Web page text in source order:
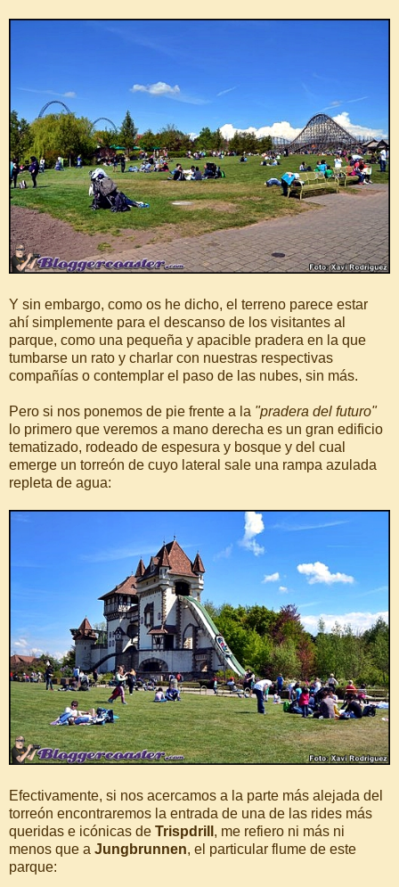
Y sin embargo, como os he dicho, el terreno parece estar
ahí simplemente para el descanso de los visitantes al
parque, como una pequeña y apacible pradera en la que
tumbarse un rato y charlar con nuestras respectivas
compañías o contemplar el paso de las nubes, sin más.
Pero si nos ponemos de pie frente a la "pradera del futuro"
lo primero que veremos a mano derecha es un gran edificio
tematizado, rodeado de espesura y bosque y del cual
emerge un torreón de cuyo lateral sale una rampa azulada
repleta de agua:
Efectivamente, si nos acercamos a la parte más alejada del
torreón encontraremos la entrada de una de las rides más
queridas e icónicas de Trispdrill , me refiero ni más ni
menos que a Jungbrunnen, el particular flume de este
parque: